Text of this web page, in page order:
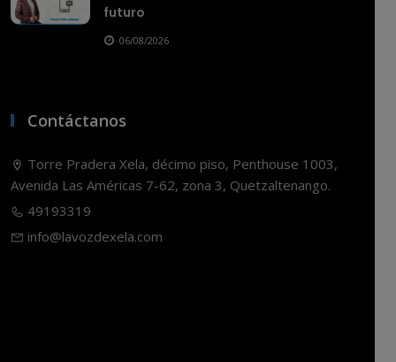
futuro
06/08/2026
Contáctanos
Torre Pradera Xela, décimo piso, Penthouse 1003,
Avenida Las Américas 7-62, zona 3, Quetzaltenango.
49193319
info@lavozdexela.com